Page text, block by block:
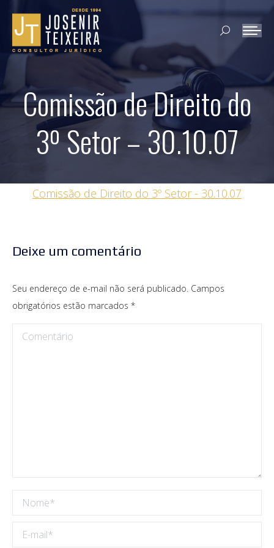
Search:
Comissão de Direito do
3º Setor – 30.10.07
Comissão de Direito do 3º Setor - 30.10.07
Deixe um comentário
Seu endereço de e-mail não será publicado. Campos
obrigatórios estão marcados *
Comentário
Nome *
E-mail *